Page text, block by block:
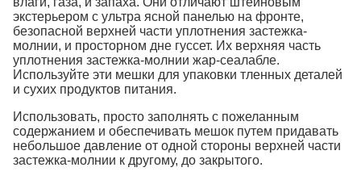
экстерьером с ультра ясной панелью на фронте,
безопасной верхней части уплотнения застежка-
молнии, и просторном дне гуссет. Их верхняя часть
уплотнения застежка-молнии жар-сеалабле.
Используйте эти мешки для упаковки тленных деталей
и сухих продуктов питания.
Использовать, просто заполнять с пожеланным
содержанием и обеспечивать мешок путем придавать
небольшое давление от одной стороны верхней части
застежка-молнии к другому, до закрытого.